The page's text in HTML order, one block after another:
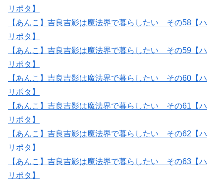
リポタ】
【あんこ】吉良吉影は魔法界で暮らしたい その58【ハ
リポタ】
【あんこ】吉良吉影は魔法界で暮らしたい その59【ハ
リポタ】
【あんこ】吉良吉影は魔法界で暮らしたい その60【ハ
リポタ】
【あんこ】吉良吉影は魔法界で暮らしたい その61【ハ
リポタ】
【あんこ】吉良吉影は魔法界で暮らしたい その62【ハ
リポタ】
【あんこ】吉良吉影は魔法界で暮らしたい その63【ハ
リポタ】